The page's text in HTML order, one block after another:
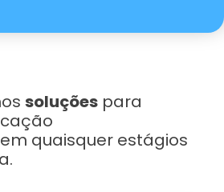
soluções para
quaisquer estágios